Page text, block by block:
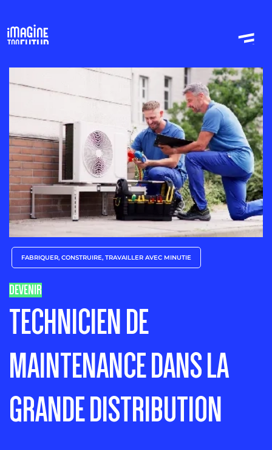
FABRIQUER, CONSTRUIRE, TRAVAILLER AVEC MINUTIE
DEVENIR
TECHNICIEN DE
MAINTENANCE DANS LA
GRANDE DISTRIBUTION